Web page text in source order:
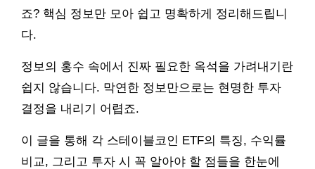
죠? 핵심 정보만 모아 쉽고 명확하게 정리해드립니
다.
정보의 홍수 속에서 진짜 필요한 옥석을 가려내기란
쉽지 않습니다. 막연한 정보만으로는 현명한 투자
결정을 내리기 어렵죠.
이 글을 통해 각 스테이블코인 ETF의 특징, 수익률
비교, 그리고 투자 시 꼭 알아야 할 점들을 한눈에